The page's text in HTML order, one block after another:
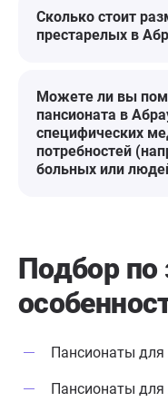
обеспечивает
моей
Сколько стоит
престарелых в
Можете ли вы
пансионата в
специфических
потребностей
больных или
Подбор по
Пансионаты
Пансионаты